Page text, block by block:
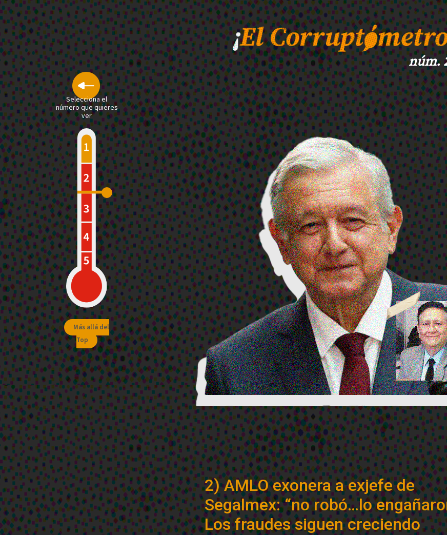
núm.
Selecciona el
número que quieres
ver
Más allá del
Top
2) AMLO exonera a exjefe de
Segalmex: “no robó…lo
Los fraudes siguen creciendo